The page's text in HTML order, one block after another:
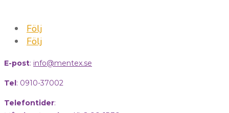
Följ
Följ
E-post: info@mentex.se
Tel: 0910-37002
Telefontider: